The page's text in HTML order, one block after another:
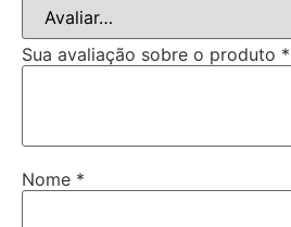
Sua avaliação sobre o produto *
Nome *